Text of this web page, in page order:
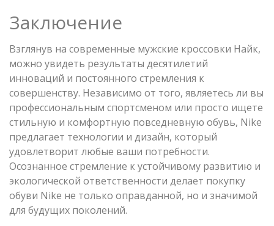
Заключение
Взглянув на современные мужские кроссовки Найк,
можно увидеть результаты десятилетий
инноваций и постоянного стремления к
совершенству. Независимо от того, являетесь ли вы
профессиональным спортсменом или просто ищете
стильную и комфортную повседневную обувь, Nike
предлагает технологии и дизайн, который
удовлетворит любые ваши потребности.
Осознанное стремление к устойчивому развитию и
экологической ответственности делает покупку
обуви Nike не только оправданной, но и значимой
для будущих поколений.